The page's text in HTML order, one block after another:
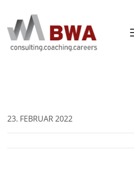
23. FEBRUAR 2022